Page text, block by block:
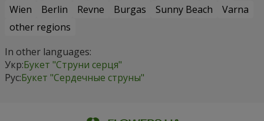
Wien
Berlin Revne Burgas Sunny Beach
Varna
other regions
In other languages:
Укр:Букет "Струни серця"
Рус:Букет "Сердечные струны"